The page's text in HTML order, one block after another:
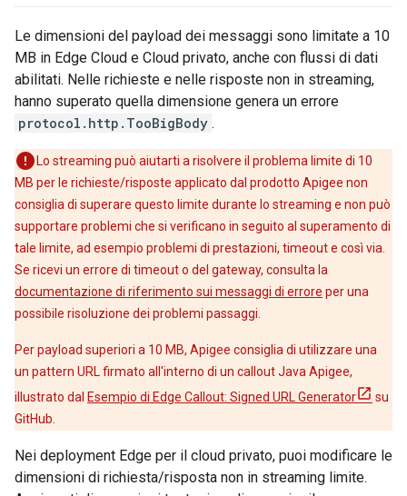
Le dimensioni del payload dei messaggi sono limitate a 10
MB in Edge Cloud e Cloud privato, anche con flussi di dati
abilitati. Nelle richieste e nelle risposte non in streaming,
hanno superato quella dimensione genera un errore
protocol.http.TooBigBody .
Lo streaming può aiutarti a risolvere il problema limite di 10
MB per le richieste/risposte applicato dal prodotto Apigee non
consiglia di superare questo limite durante lo streaming e non può
supportare problemi che si verificano in seguito al superamento di
tale limite, ad esempio problemi di prestazioni, timeout e così via.
Se ricevi un errore di timeout o del gateway, consulta la
documentazione di riferimento sui messaggi di errore per una
possibile risoluzione dei problemi passaggi.
Per payload superiori a 10 MB, Apigee consiglia di utilizzare una
un pattern URL firmato all'interno di un callout Java Apigee,
illustrato dal Esempio di Edge Callout: Signed URL Generator
su
GitHub.
Nei deployment Edge per il cloud privato, puoi modificare le
dimensioni di richiesta/risposta non in streaming limite.